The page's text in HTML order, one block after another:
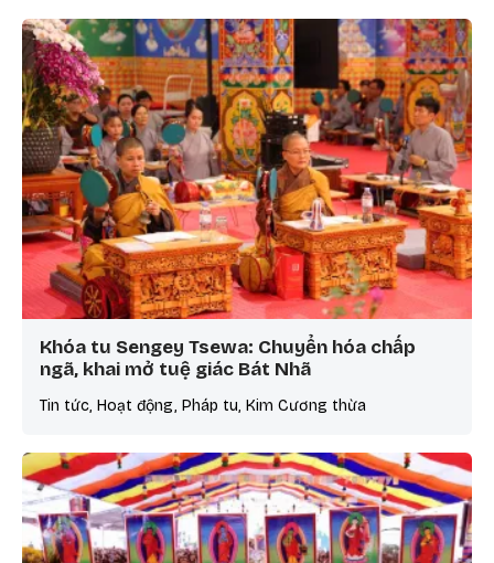
Khóa tu Sengey Tsewa: Chuyển hóa chấp
ngã, khai mở tuệ giác Bát Nhã
Tin tức, Hoạt động, Pháp tu, Kim Cương thừa